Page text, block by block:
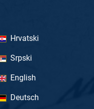
Hrvatski
Srpski
English
Deutsch